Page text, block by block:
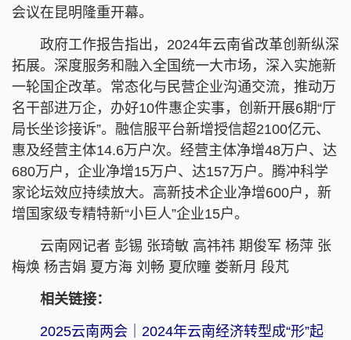
会议在昆明隆重开幕。
政府工作报告指出，2024年云南省改革创新纵深
拓展。深度服务和融入全国统一大市场，深入实施新
一轮国企改革。常态化与民营企业沟通交流，推动万
名干部进万企，办好10件惠企实事，创新开展6期“厅
局长坐诊接诉”。融信服平台新增授信超2100亿元、
惠及经营主体14.6万户次。经营主体净增48万户、达
680万户，企业净增15万户、达157万户。腾冲科学
家论坛效应持续放大。高新技术企业净增600户，新
增国家级专精特新“小巨人”企业15户。
云南网记者 彭锡 张琦敏 高祎祎 期俊军 杨萍 张
梅焕 杨吉娟 夏方海 刘畅 夏欣瞳 娄新月 段芃
相关链接：
2025云南两会｜2024年云南经济转型成“形”起